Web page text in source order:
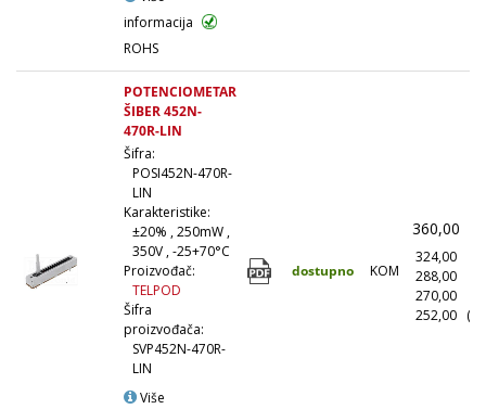
informacija
ROHS
POTENCIOMETAR
ŠIBER 452N-
470R-LIN
Šifra:
POSI452N-470R-
LIN
Karakteristike:
±20% , 250mW ,
350V , -25+70°C
Proizvođač:
TELPOD
Šifra
proizvođača:
SVP452N-470R-
LIN
Više
dostupno KOM
360,00
324,00
288,00
270,00
252,00